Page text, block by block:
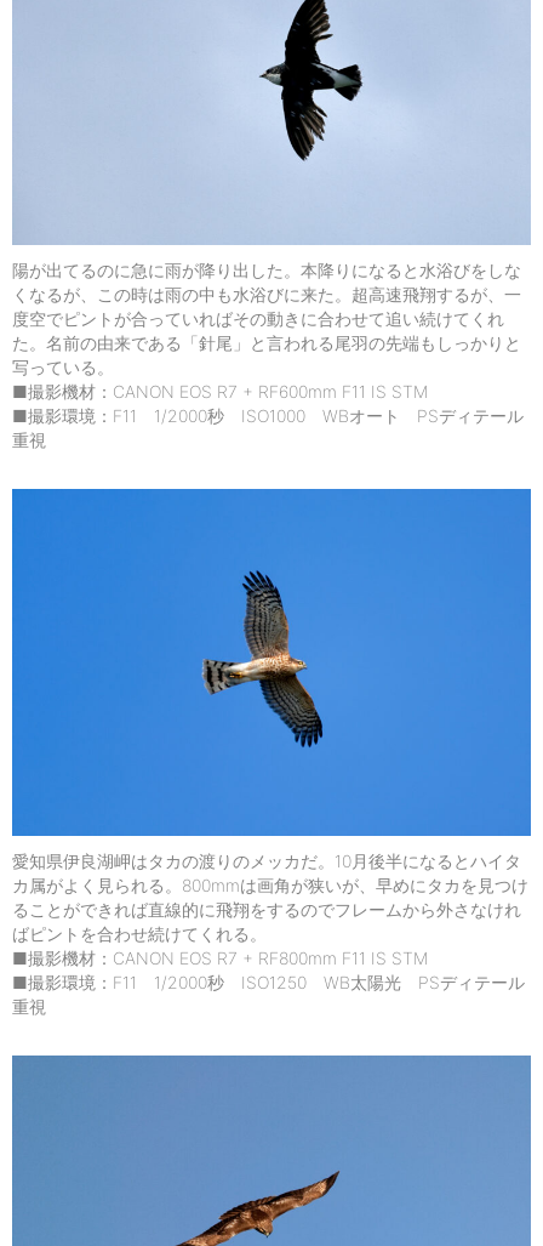
陽が出てるのに急に雨が降り出した。本降りになると水浴びをしな
くなるが、この時は雨の中も水浴びに来た。超高速飛翔するが、一
度空でピントが合っていればその動きに合わせて追い続けてくれ
た。名前の由来である「針尾」と言われる尾羽の先端もしっかりと
写っている。
■撮影機材：CANON EOS R7 + RF600mm F11 IS STM
■撮影環境：F11 1/2000秒 ISO1000 WBオート PSディテール
重視
愛知県伊良湖岬はタカの渡りのメッカだ。10月後半になるとハイタ
カ属がよく見られる。800mmは画角が狭いが、早めにタカを見つけ
ることができれば直線的に飛翔をするのでフレームから外さなけれ
ばピントを合わせ続けてくれる。
■撮影機材：CANON EOS R7 + RF800mm F11 IS STM
■撮影環境：F11 1/2000秒 ISO1250 WB太陽光 PSディテール
重視